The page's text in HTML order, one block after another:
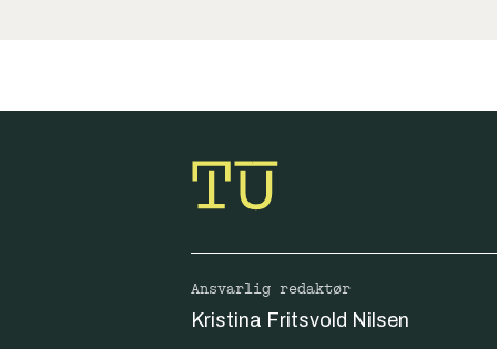
Ansvarlig redaktør
Kristina Fritsvold Nilsen